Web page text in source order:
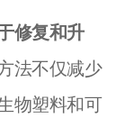
修复和升
法不仅减少
物塑料和可